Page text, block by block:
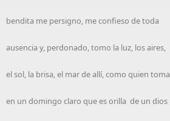
bendita me persigno, me confieso de toda
ausencia y, perdonado, tomo la luz, los aires,
el sol, la brisa, el mar de allí, como quien toma
en un domingo claro que es orilla de un dios